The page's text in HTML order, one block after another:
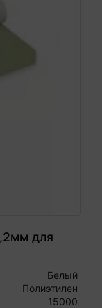
для
Белый
Полиэтилен
15000